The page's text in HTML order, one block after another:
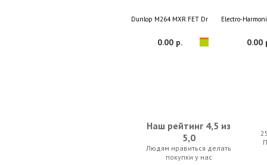
Dunlop M264 MXR FET Driver
0.00 р.
Electro-
0.00
Blackstar HT DUAL Dunlop
Наш рейтинг 4,5 из
5,0
Людям нравиться делать
покупки у нас